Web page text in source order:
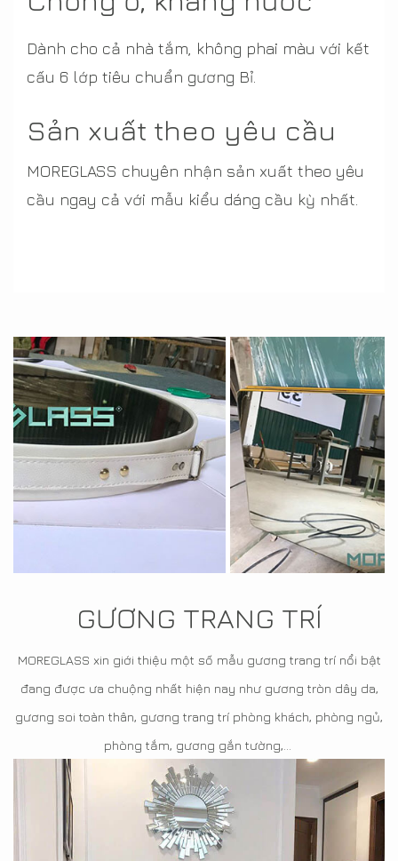
Dành cho cả nhà tắm, không phai màu với kết
cấu 6 lớp tiêu chuẩn gương Bỉ.
Sản xuất theo yêu cầu
MOREGLASS chuyên nhận sản xuất theo yêu
cầu ngay cả với mẫu kiểu dáng cầu kỳ nhất.
GƯƠNG TRANG TRÍ
MOREGLASS xin giới thiệu một số mẫu gương trang trí nổi bật
đang được ưa chuộng nhất hiện nay như gương tròn dây da,
gương soi toàn thân, gương trang trí phòng khách, phòng ngủ,
phòng tắm, gương gắn tường,...